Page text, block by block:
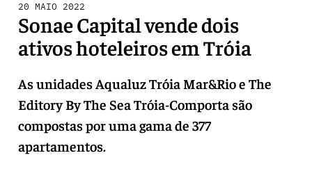
20 MAIO 2022
Sonae Capital vende dois
ativos hoteleiros em Tróia
As unidades Aqualuz Tróia Mar&Rio e The
Editory By The Sea Tróia-Comporta são
compostas por uma gama de 377
apartamentos.